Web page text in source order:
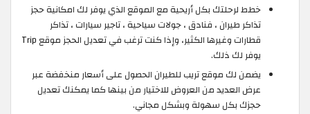
خطط لرحلتك بكل أريحية مع الموقع الذي يوفر لك امكانية حجز
تذاكر طيران ، فنادق ، جولات سياحية ، تاجير سيارات ، تذاكر
قطارات وغيرها الكثير، وإذا كنت ترغب في تعديل الحجز موقع Trip
يوفر لك ذلك.
يضمن لك موقع تريب للطيران الحصول على أسعار منخفضة عبر
عرض العديد من العروض للاختيار من بينها كما يمكنك تعديل
حجزك بكل سهولة وبشكل مجاني.